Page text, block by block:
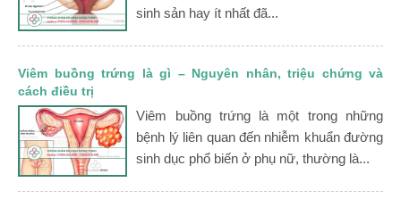
sinh sản hay ít nhất đã...
Viêm buồng trứng là gì – Nguyên nhân, triệu chứng và
cách điều trị
Viêm buồng trứng là một trong những
bệnh lý liên quan đến nhiễm khuẩn đường
sinh dục phổ biến ở phụ nữ, thường là...